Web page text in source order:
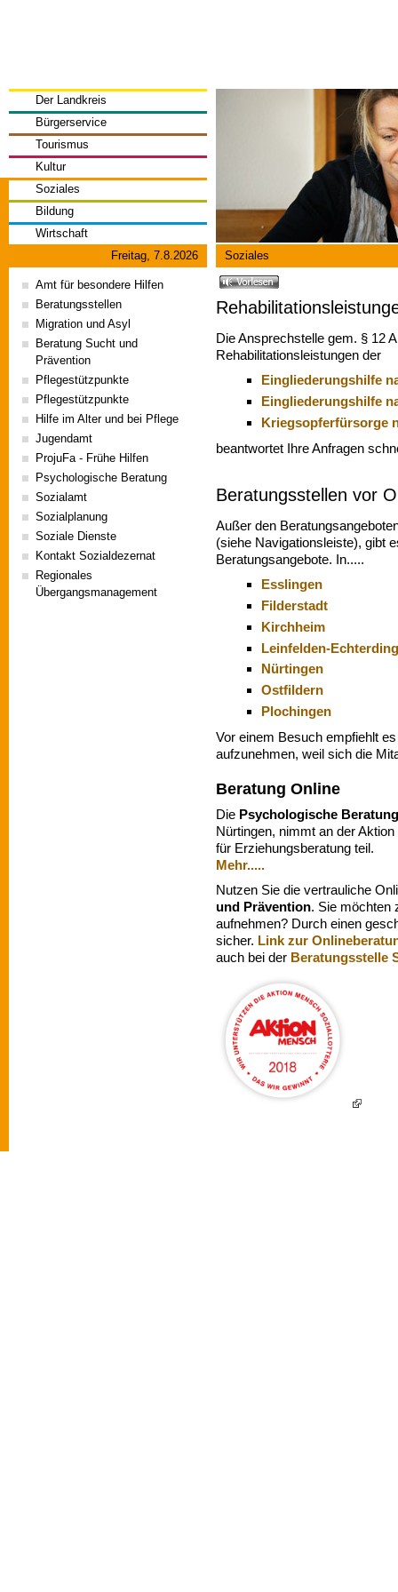
Der Landkreis
Bürgerservice
Tourismus
Kultur
Soziales
Bildung
Wirtschaft
Freitag, 7.8.2026
Soziales
Amt für besondere Hilfen
Beratungsstellen
Migration und Asyl
Beratung Sucht und
Prävention
Pflegestützpunkte
Pflegestützpunkte
Hilfe im Alter und bei Pflege
Jugendamt
ProjuFa - Frühe Hilfen
Psychologische Beratung
Sozialamt
Sozialplanung
Soziale Dienste
Kontakt Sozialdezernat
Regionales
Übergangsmanagement
Die Ansprechstelle gem. § 12
Rehabilitationsleistungen der
Eingliederungshilfe
Eingliederungshilfe
Kriegsopferfürsorge
beantwortet Ihre Anfragen
Beratungsstellen vor
Außer den
(siehe Navigationsleiste), gibt
Beratungsangebote. In.....
Esslingen
Filderstadt
Kirchheim
Leinfelden-
Nürtingen
Ostfildern
Plochingen
Vor einem Besuch empfiehlt
aufzunehmen, weil sich die
Beratung Online
Die Psychologische
Nürtingen, nimmt an der
für Erziehungsberatung teil.
Mehr.....
Nutzen Sie die vertrauliche
und Prävention. Sie möchten
aufnehmen? Durch einen
sicher. Link zur
auch bei der Beratungsstelle